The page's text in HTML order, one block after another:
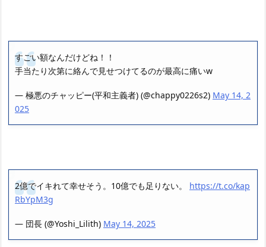
すごい額なんだけどね！！
手当たり次第に絡んで見せつけてるのが最高に痛いw
— 極悪のチャッピー(平和主義者) (@chappy0226s2) May 14, 2
025
2億でイキれて幸せそう。10億でも足りない。 https://t.co/kap
RbYpM3g
— 団長 (@Yoshi_Lilith) May 14, 2025